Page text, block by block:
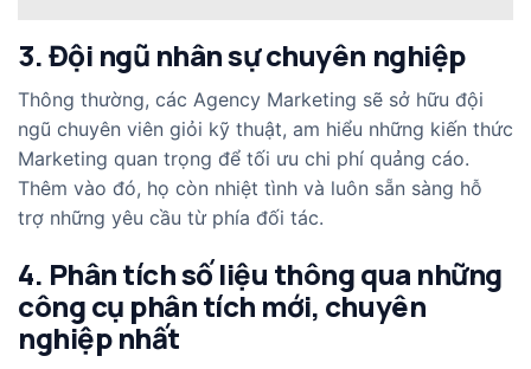
3. Đội ngũ nhân sự chuyên nghiệp
Thông thường, các Agency Marketing sẽ sở hữu đội
ngũ chuyên viên giỏi kỹ thuật, am hiểu những kiến thức
Marketing quan trọng để tối ưu chi phí quảng cáo.
Thêm vào đó, họ còn nhiệt tình và luôn sẵn sàng hỗ
trợ những yêu cầu từ phía đối tác.
4. Phân tích số liệu thông qua những
công cụ phân tích mới, chuyên
nghiệp nhất